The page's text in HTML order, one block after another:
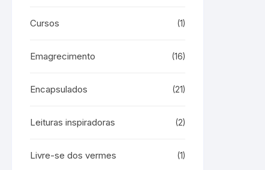
Cursos (1)
Emagrecimento (16)
Encapsulados (21)
Leituras inspiradoras (2)
Livre-se dos vermes (1)